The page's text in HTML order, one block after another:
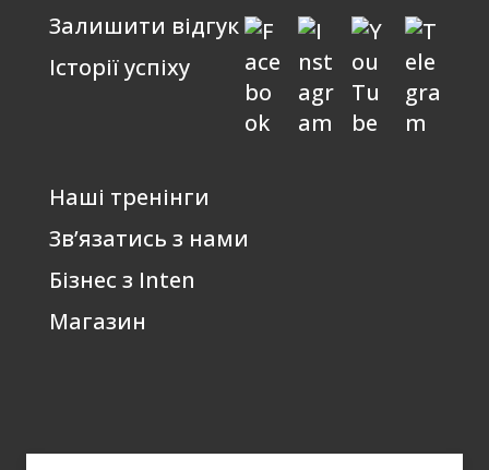
Залишити відгук
Історії успіху
Наші тренінги
Зв’язатись з нами
Бізнес з Inten
Магазин